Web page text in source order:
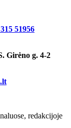
51956
Girėno g. 4-2
redakcijoje